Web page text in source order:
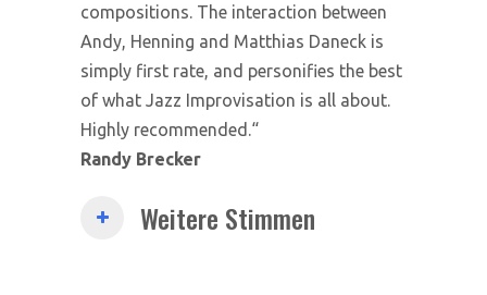
compositions. The interaction between
Andy, Henning and Matthias Daneck is
simply first rate, and personifies the best
of what Jazz Improvisation is all about.
Highly recommended.“
Randy Brecker
Weitere Stimmen